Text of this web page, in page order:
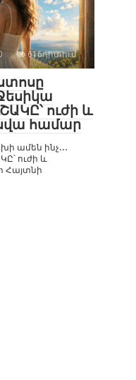
616դիտում
ուժի և
համար
ամեն ինչ․․․
ուժի և
Հայտնի